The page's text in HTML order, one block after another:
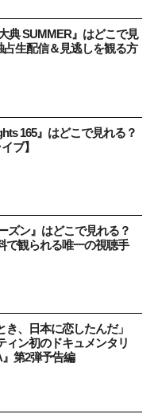
典 SUMMER』はどこで見
占生配信＆見逃しを観る方
165』はどこで見れる？
ブ】
ズン』はどこで見れる？
で観られる唯一の視聴手
き、日本に恋したんだ」
ィン初のドキュメンタリ
第2弾予告編